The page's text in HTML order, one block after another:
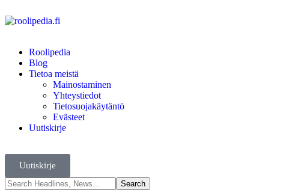
Roolipedia
Blog
Tietoa meistä
Mainostaminen
Yhteystiedot
Tietosuojakäytäntö
Evästeet
Uutiskirje
Uutiskirje